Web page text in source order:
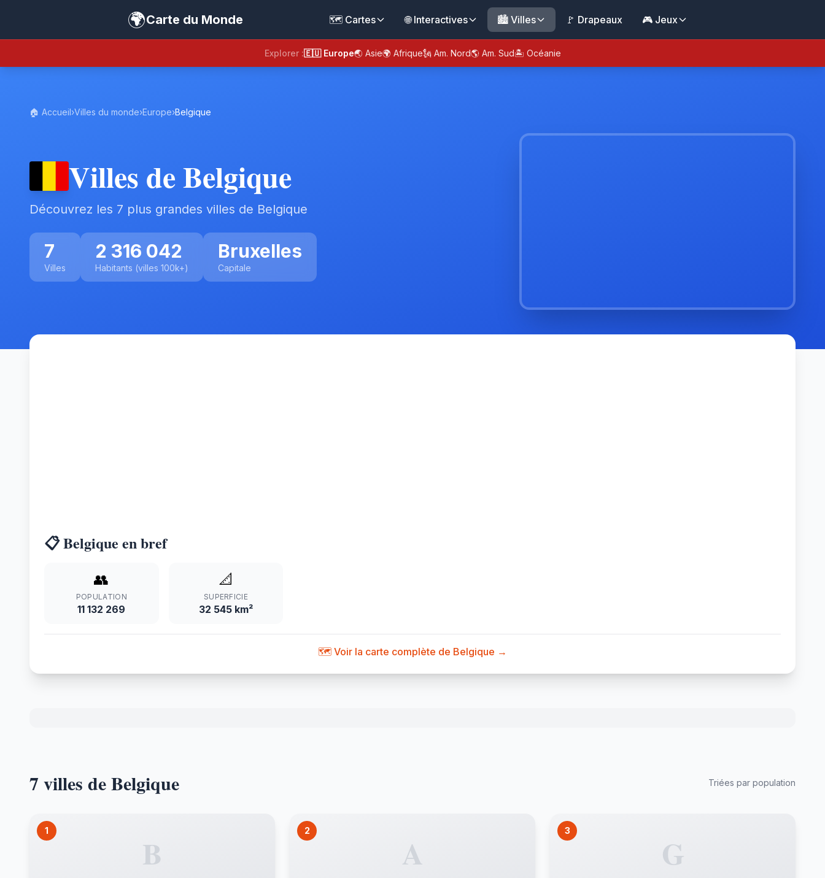
🌍Carte du Monde 🗺️ Cartes 🌐 Interactives 🏙️ Villes 🚩 Drapeaux 🎮 Jeux
Explorer :🇪🇺 Europe🌏 Asie🌍 Afrique🗽 Am. Nord🌎 Am. Sud🏝️ Océanie
🏠 Accueil›Villes du monde›Europe›Belgique
Villes de Belgique
Découvrez les 7 plus grandes villes de Belgique
7
Villes
2 316 042
Habitants (villes 100k+)
Bruxelles
Capitale
📋 Belgique en bref
👥
POPULATION
11 132 269
📐
SUPERFICIE
32 545 km²
🗺️ Voir la carte complète de Belgique →
7 villes de Belgique Triées par population
1
B
2
A
3
G